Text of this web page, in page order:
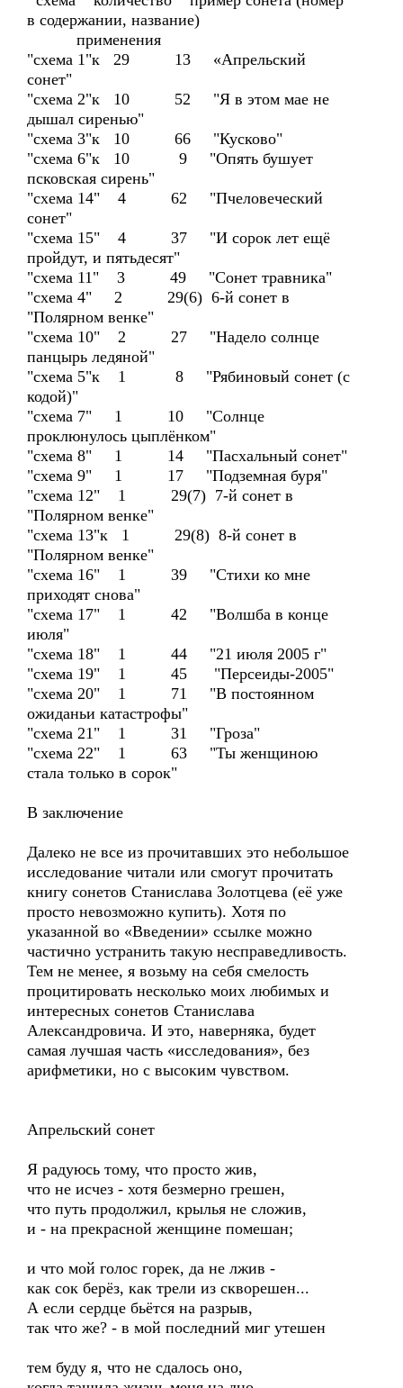
в содержании, название)
применения
"схема 1"к 29 13 «Апрельский
сонет"
"схема 2"к 10 52 "Я в этом мае не
дышал сиренью"
"схема 3"к 10 66 "Кусково"
"схема 6"к 10 9 "Опять бушует
псковская сирень"
"схема 14" 4 62 "Пчеловеческий
сонет"
"схема 15" 4 37 "И сорок лет ещё
пройдут, и пятьдесят"
"схема 11" 3 49 "Сонет травника"
"схема 4" 2 29(6) 6-й сонет в
"Полярном венке"
"схема 10" 2 27 "Надело солнце
панцырь ледяной"
"схема 5"к 1 8 "Рябиновый сонет (с
кодой)"
"схема 7" 1 10 "Солнце
проклюнулось цыплёнком"
"схема 8" 1 14 "Пасхальный сонет"
"схема 9" 1 17 "Подземная буря"
"схема 12" 1 29(7) 7-й сонет в
"Полярном венке"
"схема 13"к 1 29(8) 8-й сонет в
"Полярном венке"
"схема 16" 1 39 "Стихи ко мне
приходят снова"
"схема 17" 1 42 "Волшба в конце
июля"
"схема 18" 1 44 "21 июля 2005 г"
"схема 19" 1 45 "Персеиды-2005"
"схема 20" 1 71 "В постоянном
ожиданьи катастрофы"
"схема 21" 1 31 "Гроза"
"схема 22" 1 63 "Ты женщиною
стала только в сорок"
В заключение
Далеко не все из прочитавших это небольшое
исследование читали или смогут прочитать
книгу сонетов Станислава Золотцева (её уже
просто невозможно купить). Хотя по
указанной во «Введении» ссылке можно
частично устранить такую несправедливость.
Тем не менее, я возьму на себя смелость
процитировать несколько моих любимых и
интересных сонетов Станислава
Александровича. И это, наверняка, будет
самая лучшая часть «исследования», без
арифметики, но с высоким чувством.
Апрельский сонет
Я радуюсь тому, что просто жив,
что не исчез - хотя безмерно грешен,
что путь продолжил, крылья не сложив,
и - на прекрасной женщине помешан;
и что мой голос горек, да не лжив -
как сок берёз, как трели из скворешен...
А если сердце бьётся на разрыв,
так что же? - в мой последний миг утешен
тем буду я, что не сдалось оно,